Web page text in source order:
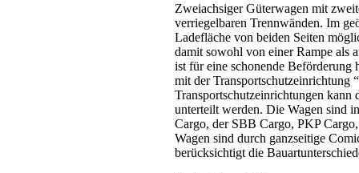
Zweiachsiger Güterwagen mit
verriegelbaren Trennwänden. Im
Ladefläche von beiden Seiten
damit sowohl von einer Rampe als
ist für eine schonende
mit der Transportschutzeinrichtung
Transportschutzeinrichtungen kann
unterteilt werden. Die Wagen sind
Cargo, der SBB Cargo, PKP
Wagen sind durch ganzseitige
berücksichtigt die